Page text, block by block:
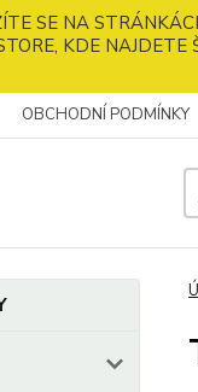
SE NA
KDE
OBCHODNÍ PODMÍNKY